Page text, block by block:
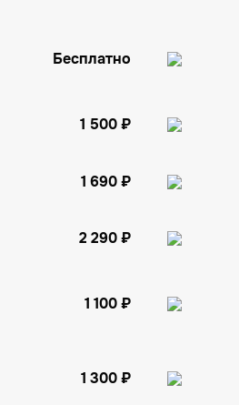
Бесплатно
1 500 ₽
1 690 ₽
2 290 ₽
1 100 ₽
1 300 ₽